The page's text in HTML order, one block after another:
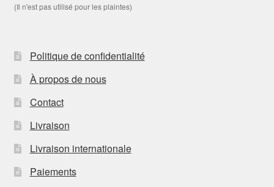
(Il n'est pas utilisé pour les plaintes)
Politique de confidentialité
À propos de nous
Contact
Livraison
Livraison internationale
Paiements